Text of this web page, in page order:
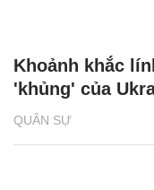
QUÂN SỰ
Khoảnh khắc
'khủng' của